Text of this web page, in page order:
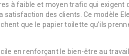
à faible et moyen trafic qui
des clients. Ce modèle
que le papier toilette qu’ils
en renforçant le bien-être au